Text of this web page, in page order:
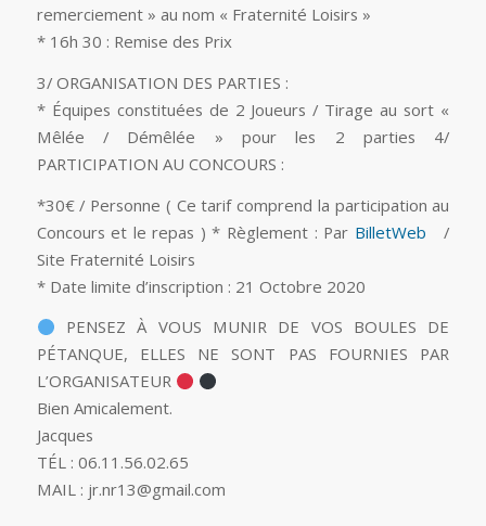
remerciement » au nom « Fraternité Loisirs »
* 16h 30 : Remise des Prix
3/ ORGANISATION DES PARTIES :
* Équipes constituées de 2 Joueurs / Tirage au sort «
Mêlée / Démêlée » pour les 2 parties 4/
PARTICIPATION AU CONCOURS :
*30€ / Personne ( Ce tarif comprend la participation au
Concours et le repas ) * Règlement : Par BilletWeb /
Site Fraternité Loisirs
* Date limite d’inscription : 21 Octobre 2020
PENSEZ À VOUS MUNIR DE VOS BOULES DE
PÉTANQUE, ELLES NE SONT PAS FOURNIES PAR
L’ORGANISATEUR
Bien Amicalement.
Jacques
TÉL : 06.11.56.02.65
MAIL : jr.nr13@gmail.com